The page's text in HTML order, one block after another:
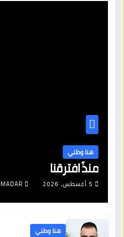
هنا وطني
منذُ افترقنا
5 أغسطس، 2026
هنا وطني